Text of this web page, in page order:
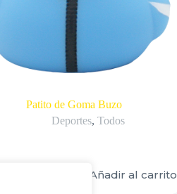
Patito de Goma Buzo
Deportes, Todos
Añadir al carrito